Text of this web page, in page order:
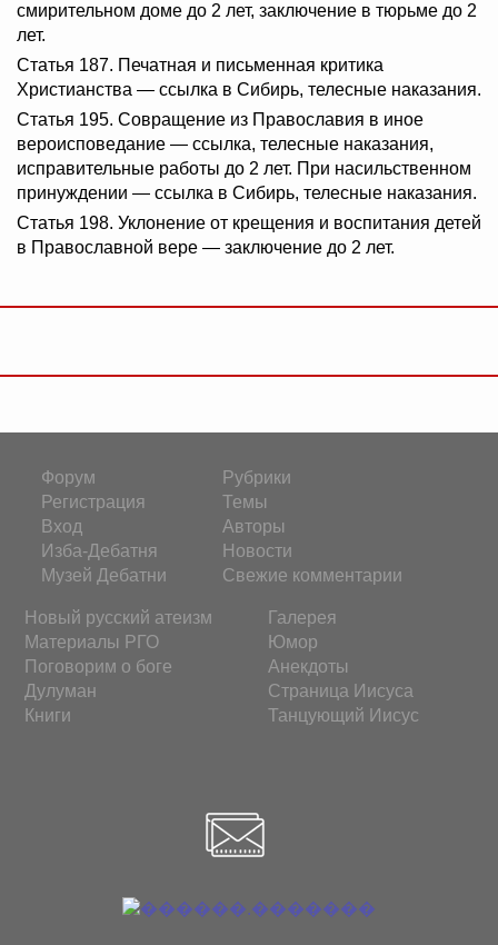
смирительном доме до 2 лет, заключение в тюрьме до 2
лет.
Статья 187. Печатная и письменная критика
Христианства — ссылка в Сибирь, телесные наказания.
Статья 195. Совращение из Православия в иное
вероисповедание — ссылка, телесные наказания,
исправительные работы до 2 лет. При насильственном
принуждении — ссылка в Сибирь, телесные наказания.
Статья 198. Уклонение от крещения и воспитания детей
в Православной вере — заключение до 2 лет.
Форум
Регистрация
Вход
Изба-Дебатня
Музей Дебатни
Рубрики
Темы
Авторы
Новости
Свежие комментарии
Новый русский атеизм
Материалы РГО
Поговорим о боге
Дулуман
Книги
Галерея
Юмор
Анекдоты
Страница Иисуса
Танцующий Иисус